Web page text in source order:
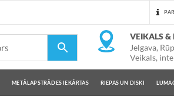
VEIKALS &
Jelgava,
Veikals,
METĀLAPSTRĀDES IEKĀRTAS RIEPAS UN DISKI